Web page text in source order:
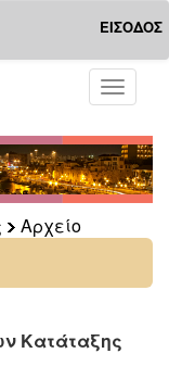
ΕΙΣΟΔΟΣ
Toggle
Αρχείο
Κατάταξης